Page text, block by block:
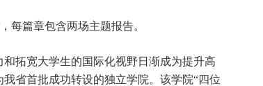
每篇章包含两场主题报告。
拓宽大学生的国际化视野日渐成为提升高
省首批成功转设的独立学院。该学院“四位